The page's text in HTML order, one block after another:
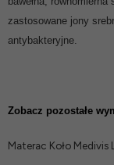
zastosowane jony
antybakteryjne.
Zobacz pozostałe
Materac Koło